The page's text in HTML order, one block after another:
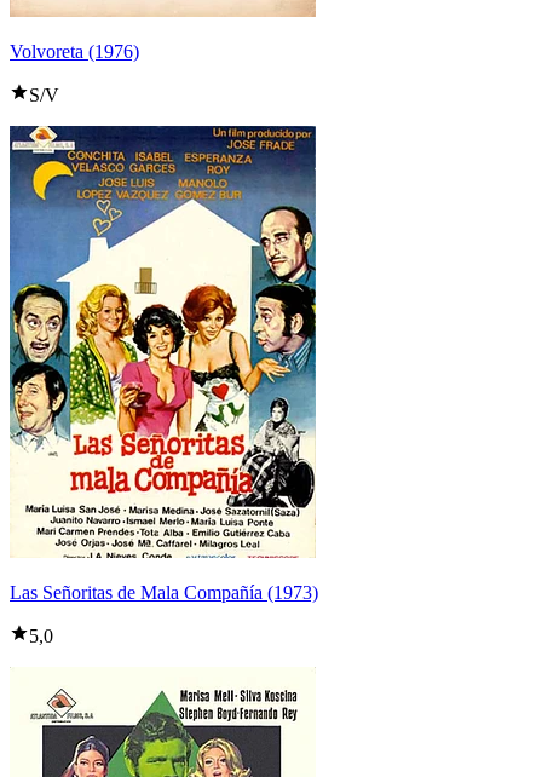
Volvoreta (1976)
S/V
Las Señoritas de Mala Compañía (1973)
5,0